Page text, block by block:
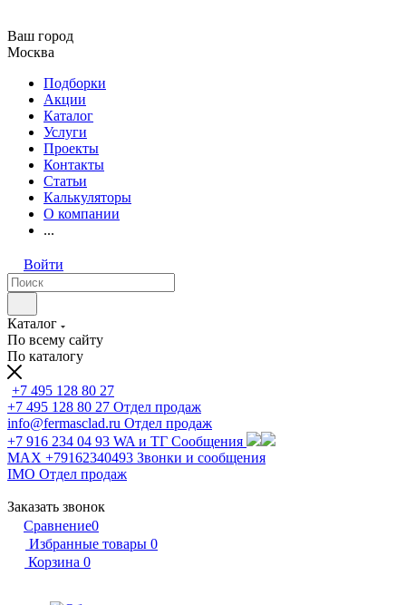
Ваш город
Москва
Подборки
Акции
Каталог
Услуги
Проекты
Контакты
Статьи
Калькуляторы
О компании
...
Войти
Каталог
По всему сайту
По каталогу
+7 495 128 80 27
+7 495 128 80 27 Отдел продаж
info@fermasclad.ru Отдел продаж
+7 916 234 04 93 WA и ТГ Сообщения
MAX +79162340493 Звонки и сообщения
IMO Отдел продаж
Заказать звонок
Сравнение0
Избранные товары 0
Корзина 0